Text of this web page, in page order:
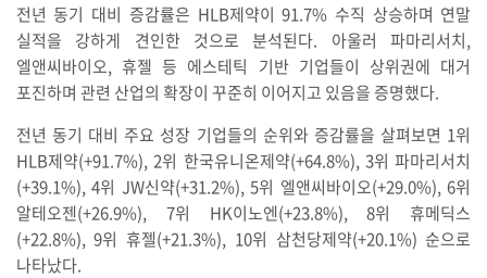
전년 동기 대비 증감률은 HLB제약이 91.7% 수직 상승하며 연말
실적을 강하게 견인한 것으로 분석된다. 아울러 파마리서치,
엘앤씨바이오, 휴젤 등 에스테틱 기반 기업들이 상위권에 대거
포진하며 관련 산업의 확장이 꾸준히 이어지고 있음을 증명했다.
전년 동기 대비 주요 성장 기업들의 순위와 증감률을 살펴보면 1위
HLB제약(+91.7%), 2위 한국유니온제약(+64.8%), 3위 파마리서치
(+39.1%), 4위 JW신약(+31.2%), 5위 엘앤씨바이오(+29.0%), 6위
알테오젠(+26.9%), 7위 HK이노엔(+23.8%), 8위 휴메딕스
(+22.8%), 9위 휴젤(+21.3%), 10위 삼천당제약(+20.1%) 순으로
나타났다.